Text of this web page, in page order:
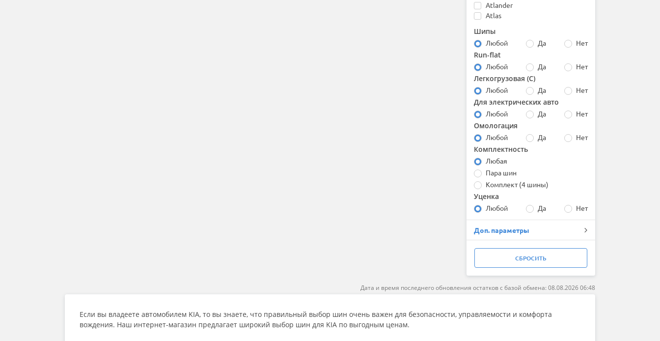
Atlander
Atlas
Austone
Autogreen
Barez
Bars
Barum
Bearway
BfGoodrich
Boto
Bridgestone
Centara
Comforser
Compasal
Continental
Contyre
Cordiant
Delinte
Double Coin
DoubleStar
Dunlop
Formula
Шипы
Любой Да Нет
Run-flat
Любой Да Нет
Легкогрузовая (С)
Любой Да Нет
Для электрических авто
Любой Да Нет
Омологация
Любой Да Нет
Комплектность
Любая
Пара шин
Комплект (4 шины)
Уценка
Любой Да Нет
Доп. параметры
СБРОСИТЬ
Дата и время последнего обновления остатков с базой обмена: 08.08.2026 06:48
Если вы владеете автомобилем KIA, то вы знаете, что правильный выбор шин очень важен для безопасности, управляемости и комфорта
вождения. Наш интернет-магазин предлагает широкий выбор шин для KIA по выгодным ценам.